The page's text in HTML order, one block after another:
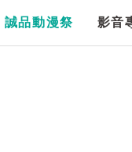
誠品動漫祭 影音